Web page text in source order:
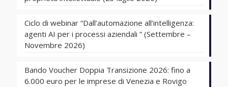
Ciclo di webinar “Dall’automazione all’intelligenza:
agenti AI per i processi aziendali ” (Settembre –
Novembre 2026)
Bando Voucher Doppia Transizione 2026: fino a
6.000 euro per le imprese di Venezia e Rovigo